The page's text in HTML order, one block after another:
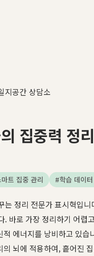
지공간 상담소
집중력
트 집중 관리 #학습 데이
정리 전문가 표시혁입
바로 가장 정리하기 어
에너지를 낭비하고 있
뇌에 적용하여, 흩어진